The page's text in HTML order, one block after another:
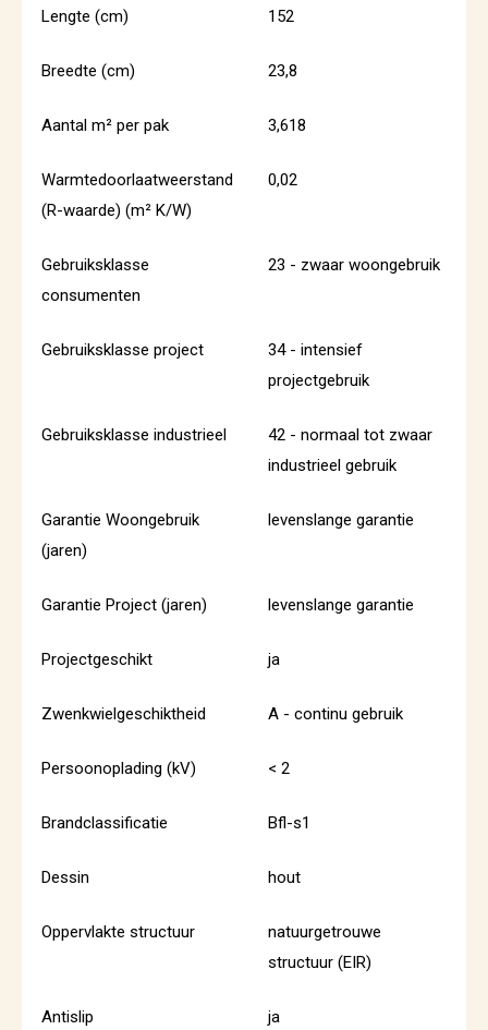
Lengte (cm) 152
Breedte (cm) 23,8
Aantal m² per pak 3,618
Warmtedoorlaatweerstand
(R-waarde) (m² K/W)
0,02
Gebruiksklasse
consumenten
23 - zwaar woongebruik
Gebruiksklasse project
34 - intensief
projectgebruik
Gebruiksklasse industrieel
42 - normaal tot zwaar
industrieel gebruik
Garantie Woongebruik
(jaren)
levenslange garantie
Garantie Project (jaren) levenslange garantie
Projectgeschikt ja
Zwenkwielgeschiktheid A - continu gebruik
Persoonoplading (kV) < 2
Brandclassificatie Bfl-s1
Dessin hout
Oppervlakte structuur
natuurgetrouwe
structuur (EIR)
Antislip ja